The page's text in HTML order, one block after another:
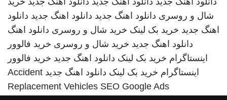
شال و روسری دانلود اهنگ جدید دانلود اهنگ جدید دانلود
اهنگ جدید خرید بک لینک خرید شال و روسری دانلود اهنگ
دانلود اهنگ جدید خرید شال و روسری خرید فالوور
اینستاگرام خرید بک لینک دانلود اهنگ جدید خرید فالوور
اینستاگرام خرید بک لینک دانلود اهنگ جدید Accident
Replacement Vehicles SEO Google Ads